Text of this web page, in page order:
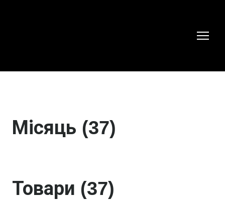
Місяць (37)
Товари (37)